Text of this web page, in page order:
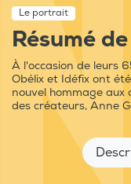
Le portrait
Résumé
À l'occasion de leurs
Obélix et Idéfix ont
nouvel hommage aux
des créateurs, Anne